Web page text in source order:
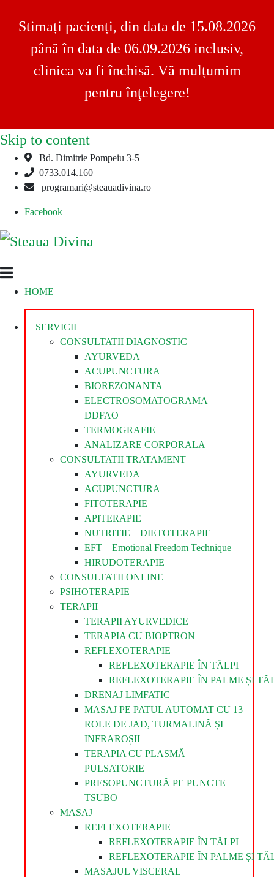
Stimați pacienți, din data de 15.08.2026
până în data de 06.09.2026 inclusiv,
clinica va fi închisă. Vă mulțumim
pentru înţelegere!
Skip to content
Bd. Dimitrie Pompeiu 3-5
0733.014.160
programari@steauadivina.ro
Facebook
Steaua
Divina
Clinica
SteauaHOME
SERVICII
CONSULTATII DIAGNOSTIC
AYURVEDA
ACUPUNCTURA
BIOREZONANTA
ELECTROSOMATOGRAMA
DDFAO
TERMOGRAFIE
ANALIZARE CORPORALA
CONSULTATII TRATAMENT
AYURVEDA
ACUPUNCTURA
FITOTERAPIE
APITERAPIE
NUTRITIE – DIETOTERAPIE
EFT – Emotional Freedom Technique
HIRUDOTERAPIE
CONSULTATII ONLINE
PSIHOTERAPIE
TERAPII
TERAPII AYURVEDICE
TERAPIA CU BIOPTRON
REFLEXOTERAPIE
REFLEXOTERAPIE ÎN TĂLPI
REFLEXOTERAPIE ÎN PALME ȘI
DRENAJ LIMFATIC
MASAJ PE PATUL AUTOMAT CU 13
ROLE DE JAD, TURMALINĂ ȘI
INFRAROȘII
TERAPIA CU PLASMĂ
PULSATORIE
PRESOPUNCTURĂ PE PUNCTE
TSUBO
MASAJ
REFLEXOTERAPIE
REFLEXOTERAPIE ÎN TĂLPI
REFLEXOTERAPIE ÎN PALME ȘI
MASAJUL VISCERAL